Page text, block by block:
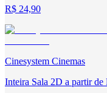
R$ 24,90
Cinesystem Cinemas
Inteira Sala 2D a partir